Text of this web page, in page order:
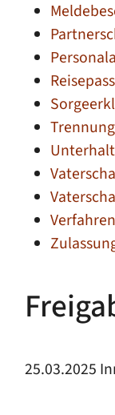
25.03.2025